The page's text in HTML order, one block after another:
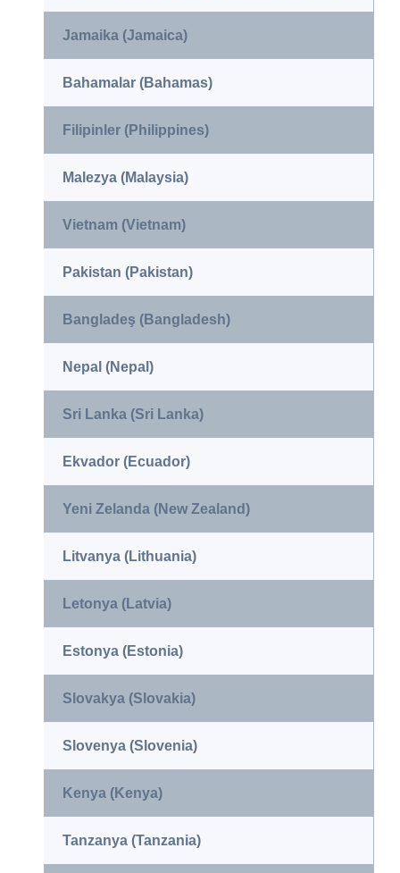
Jamaika (Jamaica)
Bahamalar (Bahamas)
Filipinler (Philippines)
Malezya (Malaysia)
Vietnam (Vietnam)
Pakistan (Pakistan)
Bangladeş (Bangladesh)
Nepal (Nepal)
Sri Lanka (Sri Lanka)
Ekvador (Ecuador)
Yeni Zelanda (New Zealand)
Litvanya (Lithuania)
Letonya (Latvia)
Estonya (Estonia)
Slovakya (Slovakia)
Slovenya (Slovenia)
Kenya (Kenya)
Tanzanya (Tanzania)